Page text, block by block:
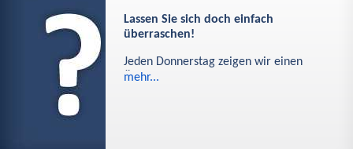
Lassen Sie sich doch einfach
überraschen!
Jeden Donnerstag zeigen wir einen
Üb…
mehr...